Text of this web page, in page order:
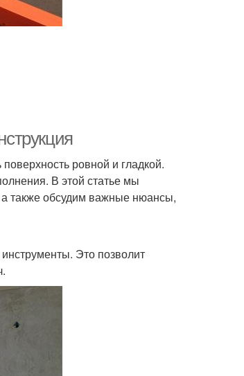
ровной и гладкой.
В этой статье мы
также обсудим важные нюансы,
Это позволит